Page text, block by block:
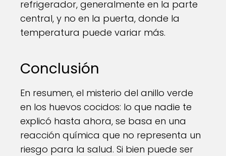
refrigerador, generalmente en la parte
central, y no en la puerta, donde la
temperatura puede variar más.
Conclusión
En resumen, el misterio del anillo verde
en los huevos cocidos: lo que nadie te
explicó hasta ahora, se basa en una
reacción química que no representa un
riesgo para la salud. Si bien puede ser